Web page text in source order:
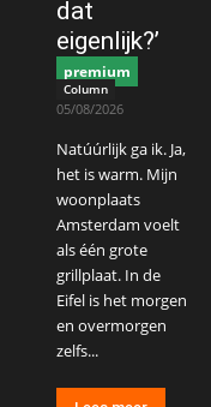
dat
eigenlijk?’
premium
Column
05/08/2026
Natúúrlijk ga ik. Ja,
het is warm. Mijn
woonplaats
Amsterdam voelt
als één grote
grillplaat. In de
Eifel is het morgen
en overmorgen
zelfs...